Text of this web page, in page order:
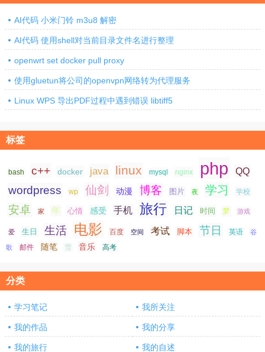
AI代码 小米门铃 m3u8 解密
AI代码 使用shell对当前目录文件名进行整理
openwrt set docker pull proxy
使用gluetun将公司的openvpn网络转为代理服务
Linux WPS 导出PDF过程中遇到错误 libtiff5
标签
bash c++ docker java linux mysql nginx php QQ
wordpress wp 仙剑 动漫 博客 图片 夜 学习 学校
安卓 家 年 心情 感受 手机 旅行 日记 时间 梦 游戏
爱 生日 生活 电影 百度 空间 考试 脚本 节日 英语 谷
歌 邮件 随笔 雪 音乐 高考
分类
学习笔记 我所关注
我的作品 我的分享
我的旅行 我的自述